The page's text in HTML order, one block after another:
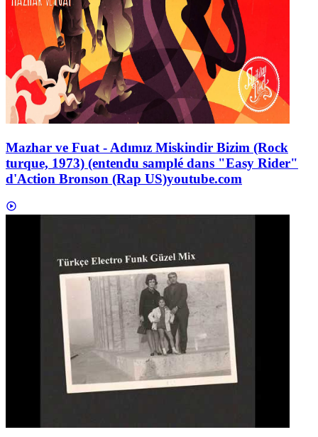
Mazhar ve Fuat - Adımız Miskindir Bizim (Rock
turque, 1973) (entendu samplé dans "Easy Rider"
d'Action Bronson (Rap US)youtube.com